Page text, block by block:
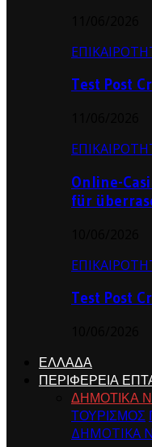
Test Post
Online-
für
Test Post
ΕΛΛΑΔΑ
ΠΕΡΙΦΕΡΕΙΑ
ΔΗΜΟΤΙΚΑ
ΤΟΥΡΙΣΜΟΣ
ΔΗΜΟΤΙΚΑ